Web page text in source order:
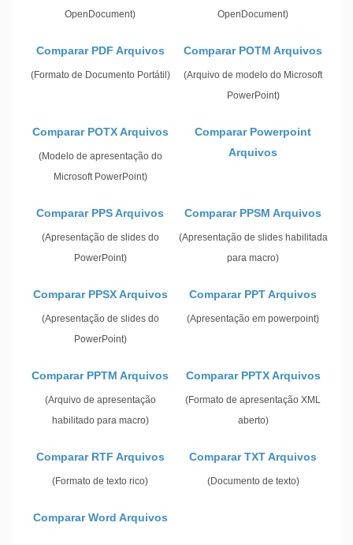
OpenDocument)
OpenDocument)
Comparar PDF Arquivos
(Formato de Documento Portátil)
Comparar POTM Arquivos
(Arquivo de modelo do Microsoft
PowerPoint)
Comparar POTX Arquivos
(Modelo de apresentação do
Microsoft PowerPoint)
Comparar Powerpoint
Arquivos
Comparar PPS Arquivos
(Apresentação de slides do
PowerPoint)
Comparar PPSM Arquivos
(Apresentação de slides habilitada
para macro)
Comparar PPSX Arquivos
(Apresentação de slides do
PowerPoint)
Comparar PPT Arquivos
(Apresentação em powerpoint)
Comparar PPTM Arquivos
(Arquivo de apresentação
habilitado para macro)
Comparar PPTX Arquivos
(Formato de apresentação XML
aberto)
Comparar RTF Arquivos
(Formato de texto rico)
Comparar TXT Arquivos
(Documento de texto)
Comparar Word Arquivos